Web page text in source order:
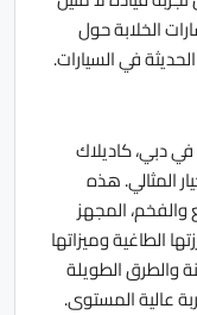
الخلابة حول
في السيارات.
دبي، كاديلاك
المثالي. هذه
والفخم، المجهز
الطاغية وميزاتها
والطرق الطويلة
عالية المستوى.